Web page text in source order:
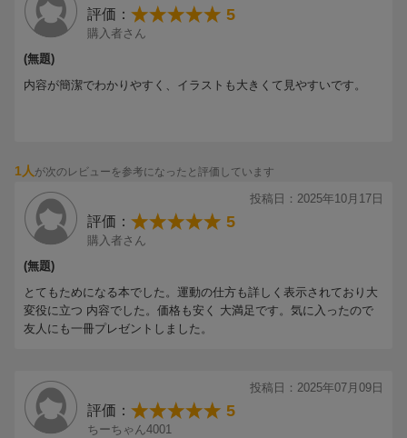
・正しい姿勢で食事をする
サプリメントの効果は期待薄
免疫力を下げるストレスをこまめに解消
血流を良くして痛みを和らげる
足腰に負担をかけない暮らしの工夫
・・・&MORE
評価： 5
購入者さん
(無題)
内容が簡潔でわかりやすく、イラストも大きくて見やすいです。
1人が次のレビューを参考になったと評価しています
投稿日：2025年10月17日
評価： 5
購入者さん
(無題)
とてもためになる本でした。運動の仕方も詳しく表示されており大
変役に立つ 内容でした。価格も安く 大満足です。気に入ったので
友人にも一冊プレゼントしました。
投稿日：2025年07月09日
評価： 5
ちーちゃん4001